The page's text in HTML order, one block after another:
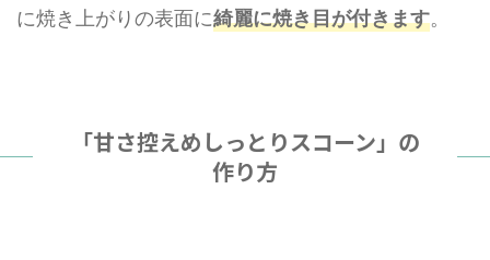
に焼き上がりの表面に綺麗に焼き目が付きます。
「甘さ控えめしっとりスコーン」の
作り方